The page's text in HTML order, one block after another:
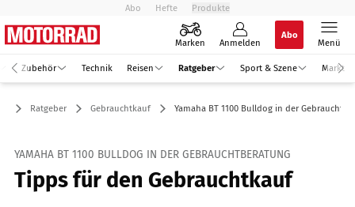
Abo Hefte Produkte
Marken Anmelden
Abo
Menü
Zubehör Technik Reisen Ratgeber Sport & Szene Markt
Ratgeber Gebrauchtkauf Yamaha BT 1100 Bulldog in der
YAMAHA BT 1100 BULLDOG IN DER GEBRAUCHTBERATUNG
Tipps für den Gebrauchtkauf